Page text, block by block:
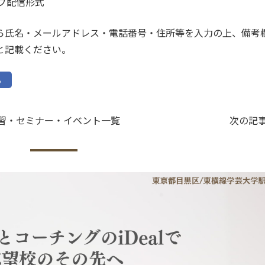
氏名・メールアドレス・電話番号・住所等を入力の上、備考
載ください。
・セミナー・イベント一覧 次の記